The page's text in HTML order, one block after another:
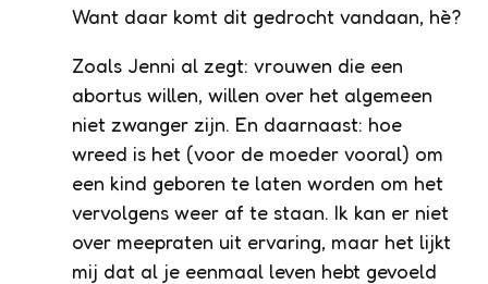
Want daar komt dit gedrocht vandaan, hè?
Zoals Jenni al zegt: vrouwen die een
abortus willen, willen over het algemeen
niet zwanger zijn. En daarnaast: hoe
wreed is het (voor de moeder vooral) om
een kind geboren te laten worden om het
vervolgens weer af te staan. Ik kan er niet
over meepraten uit ervaring, maar het lijkt
mij dat al je eenmaal leven hebt gevoeld